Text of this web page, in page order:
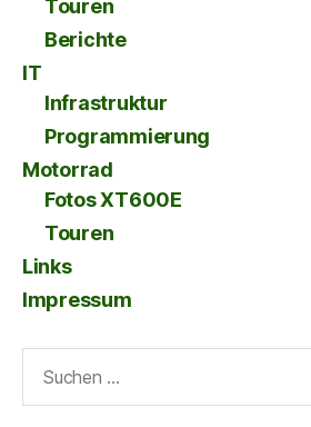
Touren
Berichte
IT
Infrastruktur
Programmierung
Motorrad
Fotos XT600E
Touren
Links
Impressum
nach: